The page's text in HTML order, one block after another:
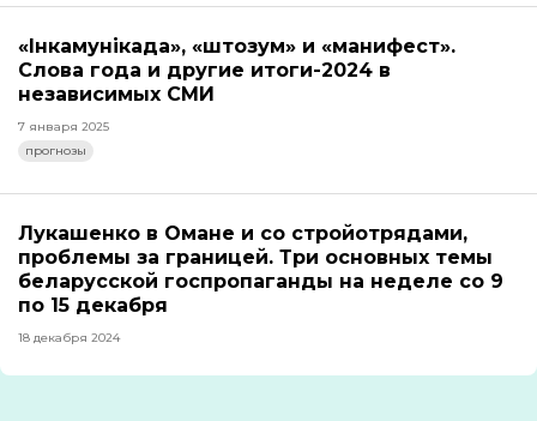
«Інкамунікада», «штозум» и «манифест».
Слова года и другие итоги-2024 в
независимых СМИ
7 января 2025
прогнозы
Лукашенко в Омане и со стройотрядами,
проблемы за границей. Три основных темы
беларусской госпропаганды на неделе со 9
по 15 декабря
18 декабря 2024